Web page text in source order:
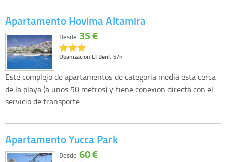
Apartamento Hovima Altamira
Ubanizacion El Beril, S/n
Desde 35 €
Este complejo de apartamentos de categoria media esta cerca
de la playa (a unos 50 metros) y tiene conexion directa con el
servicio de transporte…
Apartamento Yucca Park
Desde 60 €